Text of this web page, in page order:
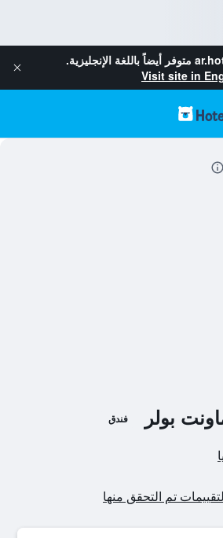
متوفر أيضاً باللغة الإنجليزية.
Visit site in
بولر فندق